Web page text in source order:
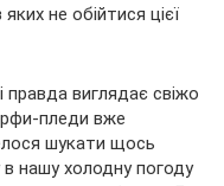
виглядає свіжо
пледи вже
шукати щось
в нашу холодну погоду